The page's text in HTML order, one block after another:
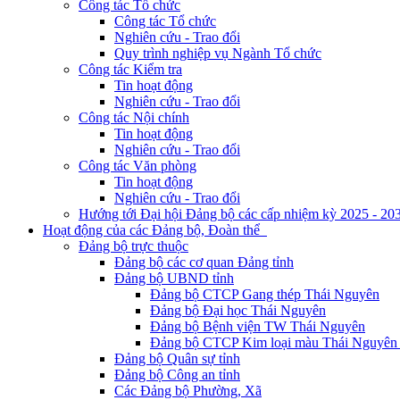
Công tác Tổ chức
Công tác Tổ chức
Nghiên cứu - Trao đổi
Quy trình nghiệp vụ Ngành Tổ chức
Công tác Kiểm tra
Tin hoạt động
Nghiên cứu - Trao đổi
Công tác Nội chính
Tin hoạt động
Nghiên cứu - Trao đổi
Công tác Văn phòng
Tin hoạt động
Nghiên cứu - Trao đổi
Hướng tới Đại hội Đảng bộ các cấp nhiệm kỳ 2025 -
Hoạt động của các Đảng bộ, Đoàn thể
Đảng bộ trực thuộc
Đảng bộ các cơ quan Đảng tỉnh
Đảng bộ UBND tỉnh
Đảng bộ CTCP Gang thép Thái Nguyên
Đảng bộ Đại học Thái Nguyên
Đảng bộ Bệnh viện TW Thái Nguyên
Đảng bộ CTCP Kim loại màu Thái
Đảng bộ Quân sự tỉnh
Đảng bộ Công an tỉnh
Các Đảng bộ Phường, Xã